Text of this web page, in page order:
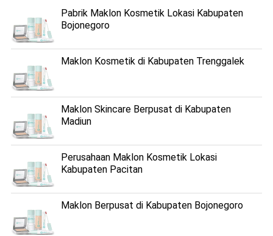
Pabrik Maklon Kosmetik Lokasi Kabupaten
Bojonegoro
Maklon Kosmetik di Kabupaten Trenggalek
Maklon Skincare Berpusat di Kabupaten
Madiun
Perusahaan Maklon Kosmetik Lokasi
Kabupaten Pacitan
Maklon Berpusat di Kabupaten Bojonegoro